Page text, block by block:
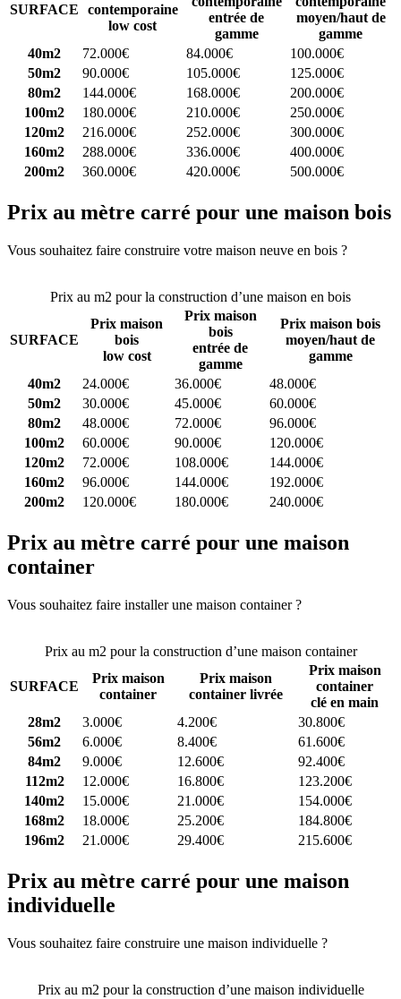
SURFACE
contemporaine
low cost
entrée de
gamme
moyen/haut de
gamme
40m2
72.000€ 84.000€
100.000€
50m2
90.000€ 105.000€
125.000€
80m2
144.000€ 168.000€
200.000€
100m2
180.000€ 210.000€
250.000€
120m2
216.000€ 252.000€
300.000€
160m2
288.000€ 336.000€
400.000€
200m2
360.000€ 420.000€ 500.000€
Prix au mètre carré pour une maison bois
Vous souhaitez faire construire votre maison neuve en bois ?
Prix au m2 pour la construction d’une maison en bois
SURFACE
Prix maison
bois
low cost
Prix maison
bois
entrée de
gamme
Prix maison bois
moyen/haut de
gamme
40m2
24.000€ 36.000€
48.000€
50m2
30.000€ 45.000€
60.000€
80m2
48.000€ 72.000€
96.000€
100m2
60.000€ 90.000€
120.000€
120m2
72.000€ 108.000€
144.000€
160m2
96.000€ 144.000€
192.000€
200m2
120.000€ 180.000€ 240.000€
Prix au mètre carré pour une maison
container
Vous souhaitez faire installer une maison container ?
Prix au m2 pour la construction d’une maison container
SURFACE
Prix maison
container
Prix maison
container livrée
Prix maison
container
clé en main
28m2
3.000€ 4.200€
30.800€
56m2
6.000€ 8.400€
61.600€
84m2
9.000€ 12.600€
92.400€
112m2
12.000€ 16.800€
123.200€
140m2
15.000€ 21.000€
154.000€
168m2
18.000€ 25.200€
184.800€
196m2
21.000€ 29.400€ 215.600€
Prix au mètre carré pour une maison
individuelle
Vous souhaitez faire construire une maison individuelle ?
Prix au m2 pour la construction d’une maison individuelle